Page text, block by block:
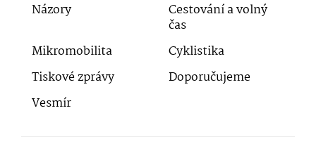
Názory
Cestování a volný
čas
Mikromobilita
Cyklistika
Tiskové zprávy
Doporučujeme
Vesmír